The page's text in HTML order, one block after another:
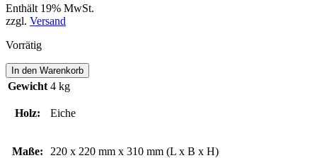
Enthält 19% MwSt.
zzgl. Versand
Vorrätig
STOCKHALDE
Menge
In den Warenkorb
Gewicht 4 kg
Holz: Eiche
Maße: 220 x 220 mm x 310 mm (L x B x H)